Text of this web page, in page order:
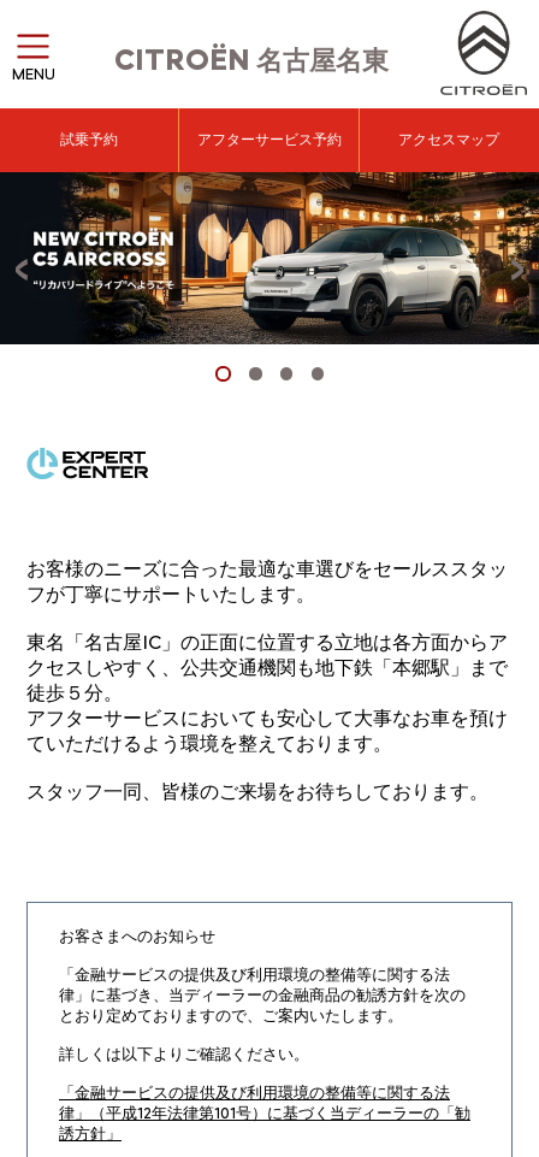
CITROËN 名古屋名東
MENU
試乗予約 アフターサービス予約 アクセスマップ
お客様のニーズに合った最適な車選びをセールススタッ
フが丁寧にサポートいたします。
東名「名古屋IC」の正面に位置する立地は各方面からア
クセスしやすく、公共交通機関も地下鉄「本郷駅」まで
徒歩５分。
アフターサービスにおいても安心して大事なお車を預け
ていただけるよう環境を整えております。
スタッフ一同、皆様のご来場をお待ちしております。
お客さまへのお知らせ
「金融サービスの提供及び利用環境の整備等に関する法
律」に基づき、 当ディーラーの金融商品の勧誘方針を次の
とおり定めておりますので、ご案内いたします。
詳しくは以下よりご確認ください。
「金融サービスの提供及び利用環境の整備等に関する法
律」（平成12年法律第101号）に基づく当ディーラーの「勧
誘方針」